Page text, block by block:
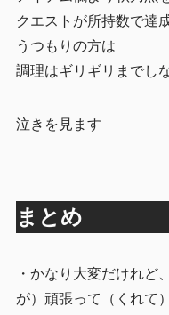
クエストが所持数で達
うつもりの方は
調理はギリギリまでし
泣きを見ます
まとめ
・かなり大変だけれど
が）頑張って（くれて